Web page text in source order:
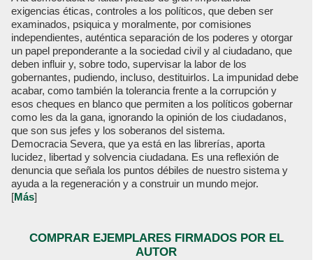
exigencias éticas, controles a los políticos, que deben ser
examinados, psiquica y moralmente, por comisiones
independientes, auténtica separación de los poderes y otorgar
un papel preponderante a la sociedad civil y al ciudadano, que
deben influir y, sobre todo, supervisar la labor de los
gobernantes, pudiendo, incluso, destituirlos. La impunidad debe
acabar, como también la tolerancia frente a la corrupción y
esos cheques en blanco que permiten a los políticos gobernar
como les da la gana, ignorando la opinión de los ciudadanos,
que son sus jefes y los soberanos del sistema.
Democracia Severa, que ya está en las librerías, aporta
lucidez, libertad y solvencia ciudadana. Es una reflexión de
denuncia que señala los puntos débiles de nuestro sistema y
ayuda a la regeneración y a construir un mundo mejor.
[Más]
COMPRAR EJEMPLARES FIRMADOS POR EL
AUTOR